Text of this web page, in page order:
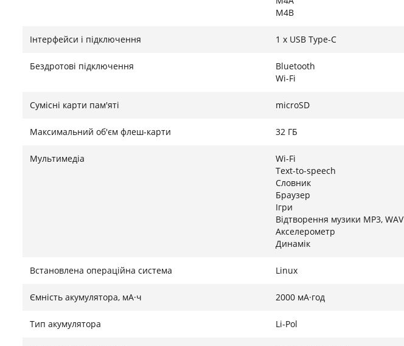
M4B
Інтерфейси і підключення 1 x USB Type-C
Бездротові підключення
Bluetooth
Wi-Fi
Сумісні карти пам'яті microSD
Максимальний об'єм флеш-карти 32 ГБ
Мультимедіа
Wi-Fi
Text-to-speech
Словник
Браузер
Ігри
Відтворення музики MP3, WAV
Акселерометр
Динамік
Встановлена операційна система Linux
Ємність акумулятора, мА·ч 2000 мА·год
Тип акумулятора Li-Pol